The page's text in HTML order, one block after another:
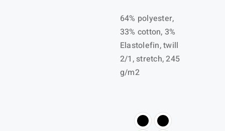
64% polyester,
33% cotton, 3%
Elastolefin, twill
2/1, stretch, 245
g/m2